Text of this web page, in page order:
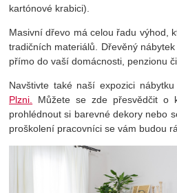
kartónové krabici).
Masivní dřevo má celou řadu výhod,
tradičních materiálů. Dřevěný
přímo do vaší domácnosti, penzionu či
Navštivte také naší expozici
Plzni.
Můžete se zde přesvědčit o
prohlédnout si barevné dekory nebo
proškolení pracovníci se vám budou